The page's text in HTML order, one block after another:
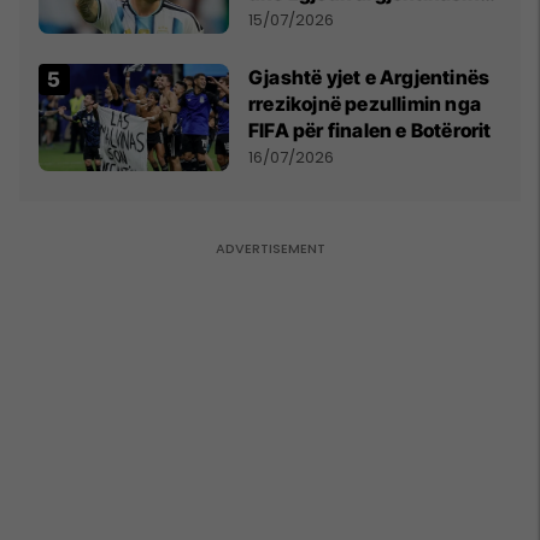
më të mirë në botë
15/07/2026
Gjashtë yjet e Argjentinës
rrezikojnë pezullimin nga
FIFA për finalen e Botërorit
16/07/2026